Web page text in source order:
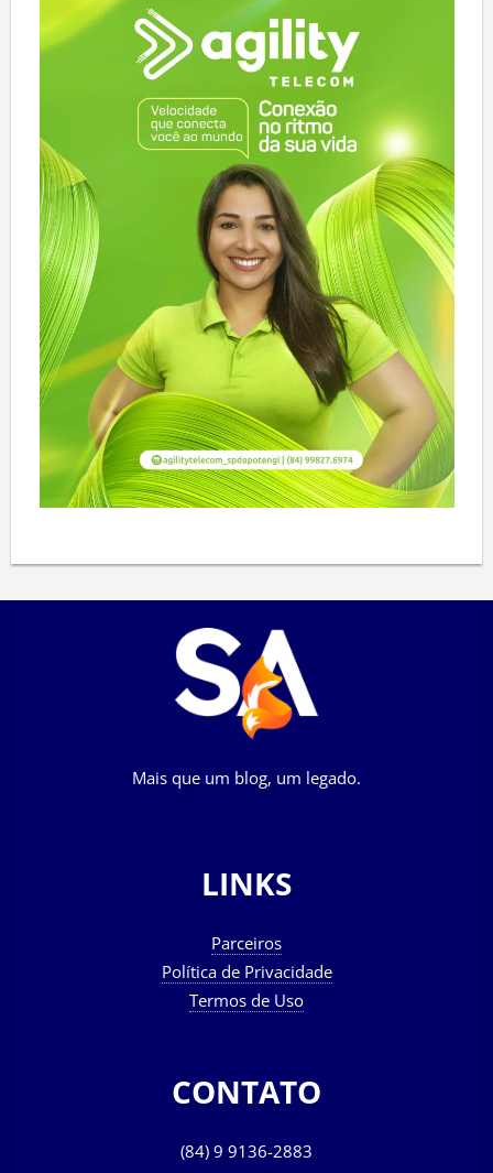
Mais que um blog, um legado.
LINKS
Parceiros
Política de Privacidade
Termos de Uso
CONTATO
(84) 9 9136-2883